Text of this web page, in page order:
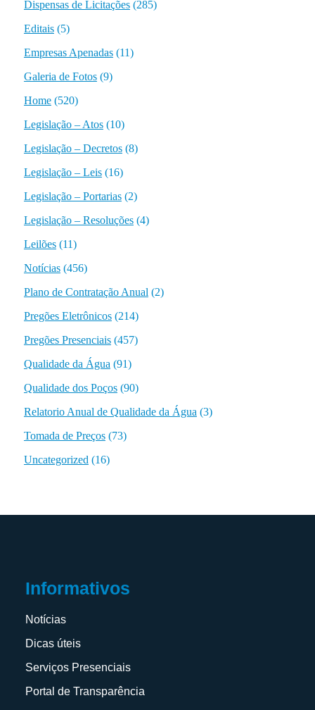
Dispensas de Licitações(285)
Editais(5)
Empresas Apenadas(11)
Galeria de Fotos(9)
Home(520)
Legislação – Atos(10)
Legislação – Decretos(8)
Legislação – Leis(16)
Legislação – Portarias(2)
Legislação – Resoluções(4)
Leilões(11)
Notícias(456)
Plano de Contratação Anual (2)
Pregões Eletrônicos(214)
Pregões Presenciais(457)
Qualidade da Água (91)
Qualidade dos Poços(90)
Relatorio Anual de Qualidade da Água (3)
Tomada de Preços(73)
Uncategorized (16)
Informativos
Notícias
Dicas úteis
Serviços Presenciais
Portal de Transparência